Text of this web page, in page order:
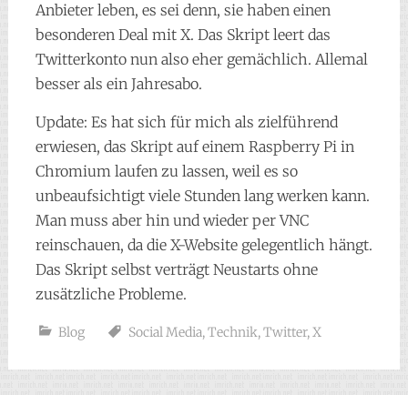
Anbieter leben, es sei denn, sie haben einen
besonderen Deal mit X. Das Skript leert das
Twitterkonto nun also eher gemächlich. Allemal
besser als ein Jahresabo.
Update: Es hat sich für mich als zielführend
erwiesen, das Skript auf einem Raspberry Pi in
Chromium laufen zu lassen, weil es so
unbeaufsichtigt viele Stunden lang werken kann.
Man muss aber hin und wieder per VNC
reinschauen, da die X-Website gelegentlich hängt.
Das Skript selbst verträgt Neustarts ohne
zusätzliche Probleme.
Blog Social Media,Technik,Twitter,X